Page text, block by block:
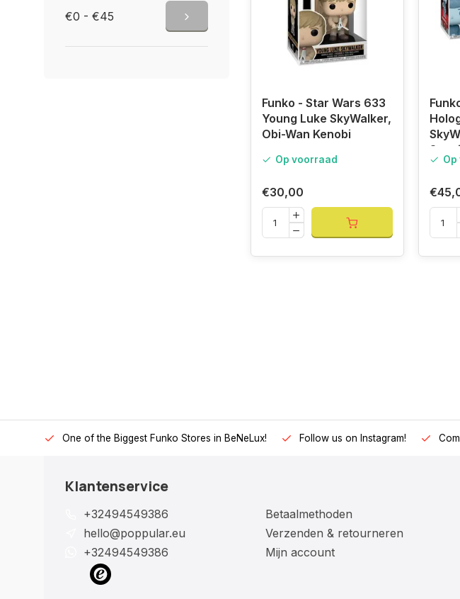
€0 - €45
Funko - Star Wars 633
Young Luke SkyWalker,
Obi-Wan Kenobi
Op voorraad
€30,00
Glow
One of the Biggest Funko Stores in BeNeLux! Follow us on Instagram!
Klantenservice
+32494549386
hello@poppular.eu
+32494549386
Betaalmethoden
Verzenden & retourneren
Mijn account